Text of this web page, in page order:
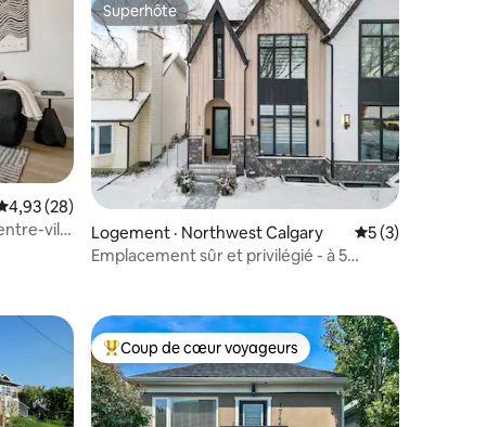
moyenne de 4,93 sur 5, 28 commentaires
4,93 (28)
ville
Superhôte
Superhôte
Logement · Northwest Calgary Note moyenne
5 (3)
Emplacement sûr et privilégié - à 5
plus aimésCoup de cœur voyageurs parmi les plus aimés
Coup de cœur voyageurs